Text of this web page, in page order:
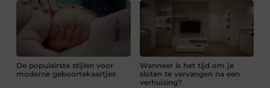
De populairste stijlen voor
moderne geboortekaartjes
Wanneer is het tijd om je
sloten te vervangen na een
verhuizing?